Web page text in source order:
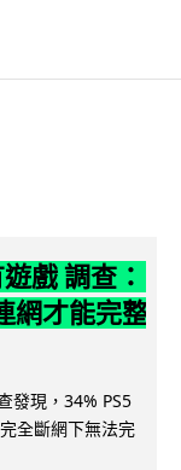
戲 調查：
網才能完整
發現，34% PS5
全斷網下無法完